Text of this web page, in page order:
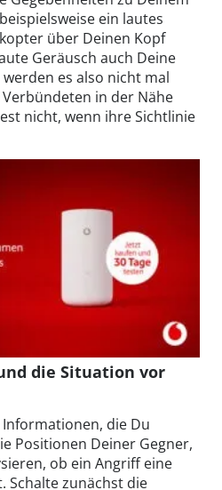
ein lautes
über Deinen Kopf
Geräusch auch Deine
es also nicht mal
in der Nähe
nicht, wenn ihre Sichtlinie
die Situation vor
die Du
Positionen Deiner Gegner,
ob ein Angriff eine
Schalte zunächst die